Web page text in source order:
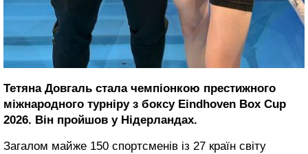
Тетяна Довгаль стала чемпіонкою престижного
міжнародного турніру з боксу Eindhoven Box Cup
2026. Він пройшов у Нідерландах.
Загалом майже 150 спортсменів із 27 країн світу